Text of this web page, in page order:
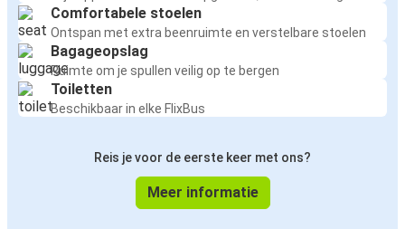
Comfortabele stoelen
Ontspan met extra beenruimte en verstelbare stoelen
Bagageopslag
Ruimte om je spullen veilig op te bergen
Toiletten
Beschikbaar in elke FlixBus
Reis je voor de eerste keer met ons?
Meer informatie